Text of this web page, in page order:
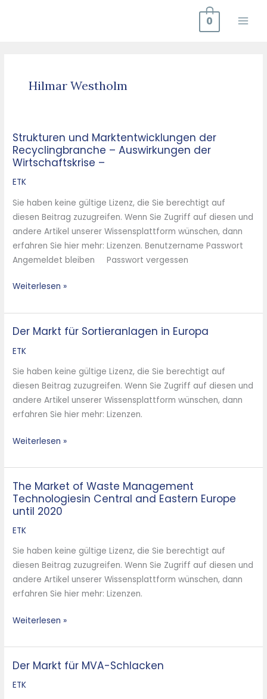
0
Hilmar Westholm
Strukturen und Marktentwicklungen der
Recyclingbranche – Auswirkungen der
Wirtschaftskrise –
ETK
Sie haben keine gültige Lizenz, die Sie berechtigt auf
diesen Beitrag zuzugreifen. Wenn Sie Zugriff auf diesen und
andere Artikel unserer Wissensplattform wünschen, dann
erfahren Sie hier mehr: Lizenzen. Benutzername Passwort
Angemeldet bleiben Passwort vergessen
Strukturen
und
Marktentwicklungen
der
–
Auswirkungen
der
Wirtschaftskrise
–
Weiterlesen »
Der Markt für Sortieranlagen in Europa
ETK
Sie haben keine gültige Lizenz, die Sie berechtigt auf
diesen Beitrag zuzugreifen. Wenn Sie Zugriff auf diesen und
andere Artikel unserer Wissensplattform wünschen, dann
erfahren Sie hier mehr: Lizenzen.
Der
Markt
Sortieranlagen
in
Europa
Weiterlesen »
The Market of Waste Management
Technologiesin Central and Eastern Europe
until 2020
ETK
Sie haben keine gültige Lizenz, die Sie berechtigt auf
diesen Beitrag zuzugreifen. Wenn Sie Zugriff auf diesen und
andere Artikel unserer Wissensplattform wünschen, dann
erfahren Sie hier mehr: Lizenzen.
The
Market
of
Waste
Europe
Weiterlesen »
Der Markt für MVA-Schlacken
ETK
Der
Markt